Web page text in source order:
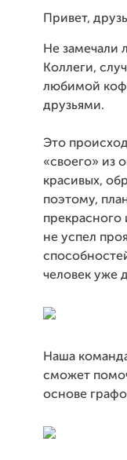
Привет,
Не замечали
Коллеги,
любимой
друзьями.
Это
«своего» из
красивых,
поэтому,
прекрасного
не успел
человек уже
Наша
сможет
основе